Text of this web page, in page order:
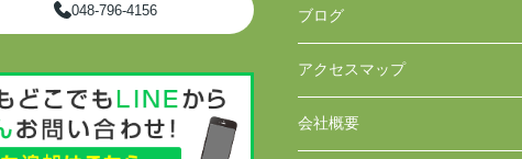
048-796-4156 ブログ
アクセスマップ
会社概要